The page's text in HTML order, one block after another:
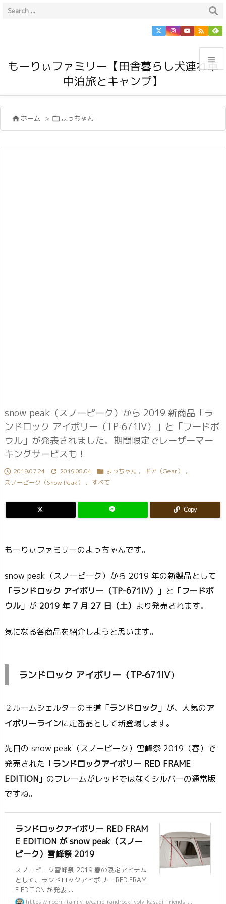
もーりぃファミリー【田舎暮らし犬連れ車
中泊旅とキャンプ】



前へ

 ホーム >  よっちゃん
snow peak（スノーピーク）から 2019 新商品「ラ
ンドロック アイボリー（TP-671IV）」と「フードボ
ウル」が発表されました。期間限定でレーザーマー
キングサービスも！
 2019.07.24  2019.08.04  よっちゃん , ギア（Gear）
,
スノーピーク（Snow Peak）
, すべて
Copy
もーりぃファミリーのよっちゃんです。
snow peak（スノーピーク）から 2019 年の新製品として
「ランドロック アイボリー（TP-671IV） 」と「フードボ
ウル 」が 2019 年 7 月 27 日（土） より発売されます。
気になる各商品を紹介しようと思います。
ランドロック アイボリー（TP-671IV）
２ルームシェルターの王道「ランドロック 」が、人気のア
イボリーラインに定番品として新登場します。
先日の snow peak（スノーピーク）雪峰祭 2019（春）で
発売された「ランドロックアイボリー RED FRAME
EDITION 」のフレームがレッドではなくシルバーの通常版
ですね。
ランドロックアイボリー RED FRAM
E EDITION が snow peak（スノー
ピーク）雪峰祭 2019
スノーピーク雪峰祭 2019 春の限定アイテム
として、ランドロックアイボリー RED FRAM
E EDITION が発表 ...
https://moorii-family.jp/camp-randrock-ivoly-kasagi-friends-...